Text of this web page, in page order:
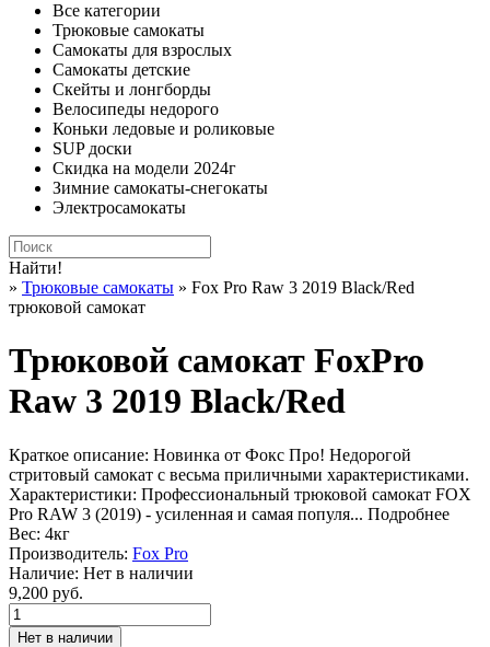
Все категории
Трюковые самокаты
Самокаты для взрослых
Самокаты детские
Cкейты и лонгборды
Велосипеды недорого
Коньки ледовые и роликовые
SUP доски
Скидка на модели 2024г
Зимние самокаты-снегокаты
Электросамокаты
Найти!
» Трюковые самокаты » Fox Pro Raw 3 2019 Black/Red
трюковой самокат
Трюковой самокат FoxPro
Raw 3 2019 Black/Red
Краткое описание: Новинка от Фокс Про! Недорогой
стритовый самокат с весьма приличными характеристиками.
Характеристики: Профессиональный трюковой самокат FOX
Pro RAW 3 (2019) - усиленная и самая популя... Подробнее
Вес: 4кг
Производитель: Fox Pro
Наличие: Нет в наличии
9,200 руб.